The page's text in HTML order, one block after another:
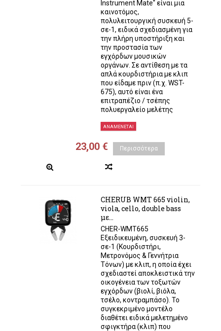
Instrument Mate" είναι μια
καινοτόμος,
πολυλειτουργική συσκευή 5-
σε-1, ειδικά σχεδιασμένη για
την πλήρη υποστήριξη και
την προστασία των
εγχόρδων μουσικών
οργάνων. Σε αντίθεση με τα
απλά κουρδιστήρια με κλιπ
που είδαμε πριν (π.χ. WST-
675), αυτό είναι ένα
επιτραπέζιο / τσέπης
πολυεργαλείο μελέτης
ΑΝΑΜΈΝΕΤΑΙ
23,00 € Περισσότερα
CHERUB WMT 665 violin,
viola, cello, double bass
με...
CHER-WMT665
Εξειδικευμένη, συσκευή 3-
σε-1 (Κουρδιστήρι,
Μετρονόμος & Γεννήτρια
Τόνων) με κλιπ, η οποία έχει
σχεδιαστεί αποκλειστικά την
οικογένεια των τοξωτών
εγχόρδων (βιολί, βιόλα,
τσέλο, κοντραμπάσο). Το
συγκεκριμένο μοντέλο
διαθέτει ειδικά μελετημένο
σφιγκτήρα (κλιπ) που